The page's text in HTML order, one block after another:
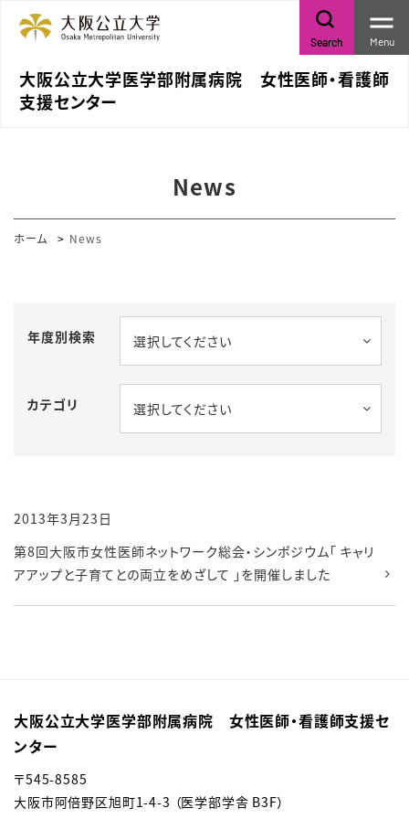
大阪公立大学医学部附属病院 女性医師・看護師
支援センター
Search Menu
News
ホーム News
年度別検索 選択してください
カテゴリ 選択してください
2013年3月23日
第8回大阪市女性医師ネットワーク総会・シンポジウム「 キャリ
アアップと子育てとの両立をめざして 」を開催しました
大阪公立大学医学部附属病院 女性医師・看護師支援セ
ンター
〒545-8585
大阪市阿倍野区旭町1-4-3 （医学部学舎 B3F）